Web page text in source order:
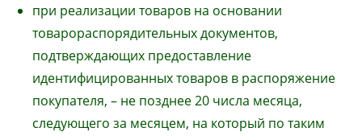
при реализации товаров на основании
товарораспорядительных документов,
подтверждающих предоставление
идентифицированных товаров в распоряжение
покупателя, – не позднее 20 числа месяца,
следующего за месяцем, на который по таким